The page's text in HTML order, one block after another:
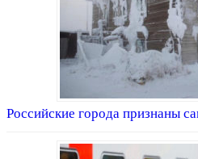
Российские города признаны